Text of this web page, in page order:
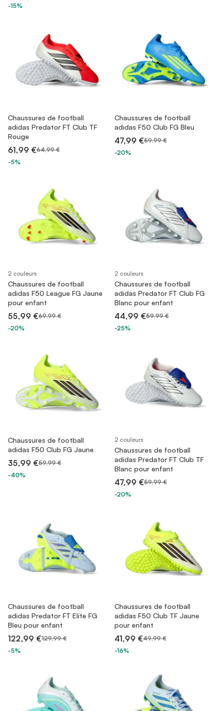
-15%
Chaussures de football
adidas Predator FT Club TF
Rouge
61,99 €64,99 €
-5%
Chaussures de football
adidas F50 Club FG Bleu
47,99 €59,99 €
-20%
2 couleurs
Chaussures de football
adidas F50 League FG Jaune
pour enfant
55,99 €69,99 €
-20%
2 couleurs
Chaussures de football
adidas Predator FT Club FG
Blanc pour enfant
44,99 €59,99 €
-25%
Chaussures de football
adidas F50 Club FG Jaune
35,99 €59,99 €
-40%
2 couleurs
Chaussures de football
adidas Predator FT Club TF
Blanc pour enfant
47,99 €59,99 €
-20%
Chaussures de football
adidas Predator FT Elite FG
Bleu pour enfant
122,99 €129,99 €
-5%
Chaussures de football
adidas F50 Club TF Jaune
pour enfant
41,99 €49,99 €
-16%